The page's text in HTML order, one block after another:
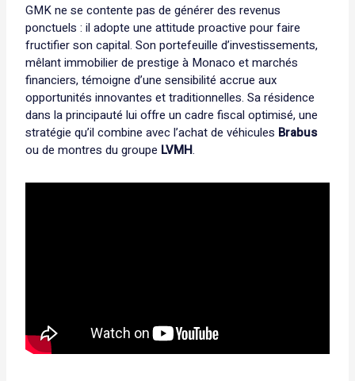
GMK ne se contente pas de générer des revenus
ponctuels : il adopte une attitude proactive pour faire
fructifier son capital. Son portefeuille d’investissements,
mêlant immobilier de prestige à Monaco et marchés
financiers, témoigne d’une sensibilité accrue aux
opportunités innovantes et traditionnelles. Sa résidence
dans la principauté lui offre un cadre fiscal optimisé, une
stratégie qu’il combine avec l’achat de véhicules Brabus
ou de montres du groupe LVMH.